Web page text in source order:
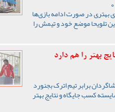
در صورت ادامه بازی‌ها
تلویحا موضع خود و تیمش را
بهتر را هم دارد
برابر تیم اترک بجنورد
کسب جایگاه و نتایج بهتر